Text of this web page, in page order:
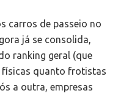
carros de passeio no
já se consolida,
ranking geral (que
físicas quanto frotistas
a outra, empresas